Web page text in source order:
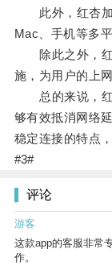
此外，红杏加
Mac、手机等多
除此之外，红
施，为用户的上
总的来说，红
够有效抵消网络
稳定连接的特点
#3#
评论
游客
这款app的客服非常
作。